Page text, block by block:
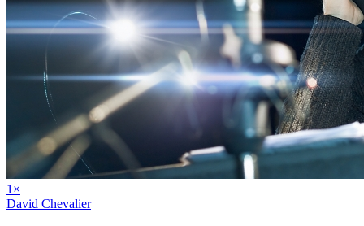
1 ×
David Chevalier